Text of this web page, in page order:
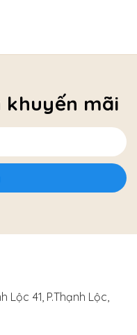
mãi
Lộc 41, P.Thạnh Lộc,